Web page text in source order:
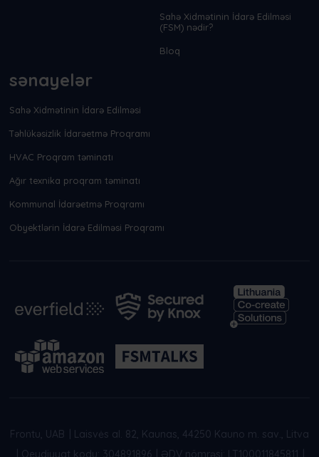
Sahə Xidmətinin İdarə Edilməsi
(FSM) nədir?
Bloq
sənayelər
Sahə Xidmətinin İdarə Edilməsi
Təhlükəsizlik İdarəetmə Proqramı
HVAC Proqram təminatı
Ağır texnika proqram təminatı
Kommunal İdarəetmə Proqramı
Obyektlərin İdarə Edilməsi Proqramı
Frontu, UAB
Laisvės al. 82, Kaunas, 44250 Kauno m. sav., Litva
Qeydiyyat kodu: 304891896 ƏDV nömrəsi: LT100011845811